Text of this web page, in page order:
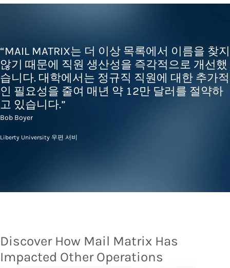
“MAIL MATRIX는 더 이상 목록에서 이름을 찾지
않기 때문에 직원 생산성을 즉각적으로 개선했
습니다. 대학에서는 정규직 직원에 대한 추가적
인 필요성을 줄여 매년 약 12만 달러를 절약하
고 있습니다.”
Bob Boyer
Liberty University 우편 서비
Discover How Mail Matrix Has
Impacted Other Operations